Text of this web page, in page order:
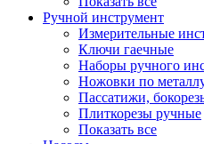
Ручной инструмент
Измерительные
Ключи гаечные
Наборы ручного
Ножовки по
Пассатижи,
Плиткорезы ручные
Показать все